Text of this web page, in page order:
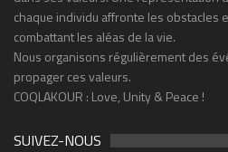
chaque individu affronte les obstacles
combattant les aléas de la vie.
Nous organisons régulièrement des
propager ces valeurs.
COQLAKOUR : Love, Unity & Peace !
SUIVEZ-NOUS